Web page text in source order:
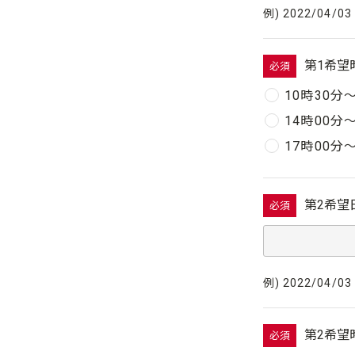
例) 2022/04/03
必須
第1希望
10時30分〜
14時00分〜
17時00分〜
必須 第2希望
例) 2022/04/03
必須 第2希望